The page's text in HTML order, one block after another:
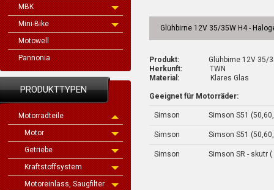
MBK
Mini-Bike
Motowell
Pannonia
PRODUKTTYPEN
Motorradteile
Motor
Getriebe
Kraftstoffsystem
Motoreinlass, Saugfilter
Glühbirne 12V 35/35W H4 -
Produkt: Glühbirne 12V 35/
Herkunft: TWN
Material: Klares Glas
Geeignet für Motorräder:
Simson Simson S51
Simson Simson S51
Simson Simson SR - skutr